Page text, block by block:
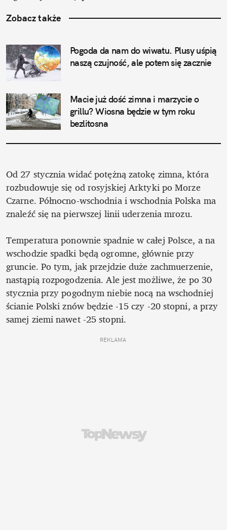
Zobacz także
Pogoda da nam do wiwatu. Plusy uśpią
naszą czujność, ale potem się zacznie
Macie już dość zimna i marzycie o
grillu? Wiosna będzie w tym roku
bezlitosna
Od 27 stycznia widać potężną zatokę zimna, która
rozbudowuje się od rosyjskiej Arktyki po Morze
Czarne. Północno-wschodnia i wschodnia Polska ma
znaleźć się na pierwszej linii uderzenia mrozu.
Temperatura ponownie spadnie w całej Polsce, a na
wschodzie spadki będą ogromne, głównie przy
gruncie. Po tym, jak przejdzie duże zachmuerzenie,
nastąpią rozpogodzenia. Ale jest możliwe, że po 30
stycznia przy pogodnym niebie nocą na wschodniej
ścianie Polski znów będzie -15 czy -20 stopni, a przy
samej ziemi nawet -25 stopni.
REKLAMA